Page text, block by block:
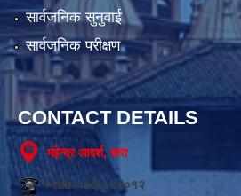
सार्वजनिक सुनुवाई
सार्वजनिक परीक्षण
CONTACT DETAILS
महेन्द्र आदर्श, बारा
+९७७-०५३-६२००१२